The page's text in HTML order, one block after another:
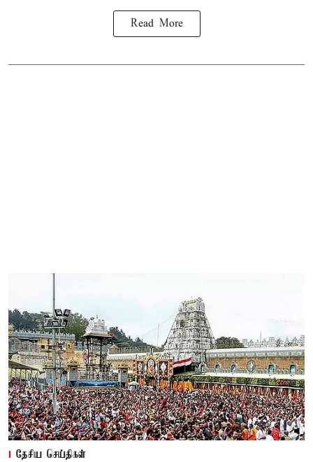
Read More
தேசிய செய்திகள்